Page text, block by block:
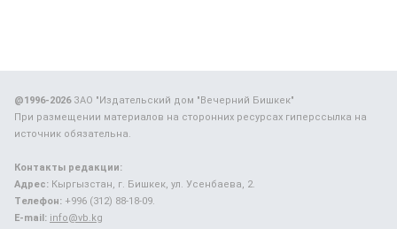
@1996-2026ЗАО "Издательский дом "Вечерний Бишкек"
При размещении материалов на сторонних ресурсах гиперссылка на
источник обязательна.
Контакты редакции:
Адрес: Кыргызстан, г. Бишкек, ул. Усенбаева, 2.
Телефон: +996 (312) 88-18-09.
E-mail: info@vb.kg